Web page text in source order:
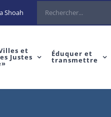
Shoah
et
Justes Éduquer et
transmettre